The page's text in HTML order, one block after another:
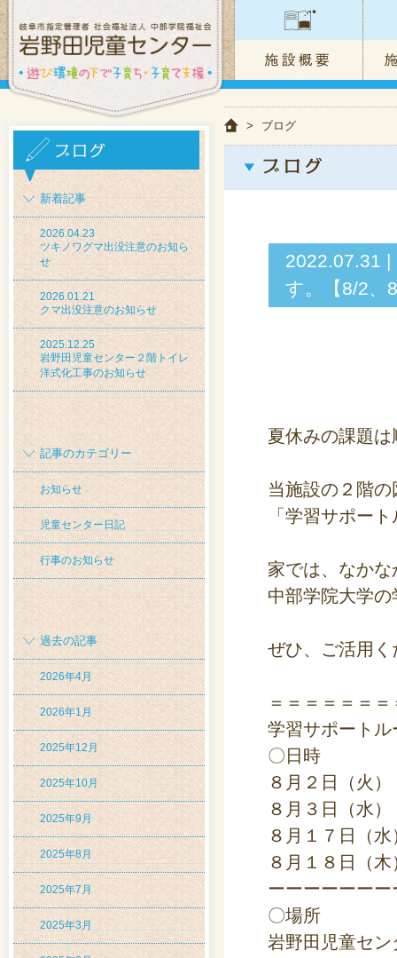
新着記事
2026.04.23
ツキノワグマ出没注意のお知ら
せ
2026.01.21
クマ出没注意のお知らせ
2025.12.25
岩野田児童センター２階トイレ
洋式化工事のお知らせ
記事のカテゴリー
お知らせ
児童センター日記
行事のお知らせ
過去の記事
2026年4月
2026年1月
2025年12月
2025年10月
2025年9月
2025年8月
2025年7月
2025年3月
> ブログ
2022.07.31
す。【8/2、
夏休みの課題
当施設の２階
「学習サポー
家では、なか
中部学院大学
ぜひ、ご活用く
＝＝＝＝＝＝
学習サポート
〇日時
８月２日（火
８月３日（水
８月１７日（
８月１８日（
ーーーーーー
〇場所
岩野田児童セ